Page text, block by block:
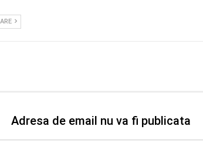
Adresa de email nu va fi publicata